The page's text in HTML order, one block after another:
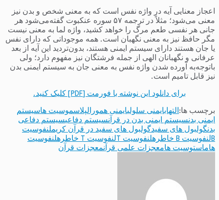
اعجاز معنایی آیه در واژه نفس است که به معنی شخص و بدن نیز
معنی می‌شود؛ مثلاً در ترجمه ۵۷ سوره عنکبوت گفته‌می‌شود هر
جانی هر نفسی طعم مرگ را خواهد کشید، واژه لما به معنی نیست
مگر حافظ نیز به معنی نگهبان است. همه موجوداتی که دارای نفس
یا جان هستند دارای سیستم ایمنی هستند، بدون‌تردید این آیه از بعد
عرفانی و نگهبانان الهی از جمله فرشتگان نیز مفهوم دارد؛ ولی
باتوجه‌به آورده شدن واژه نفس به معنی جان به سیستم ایمنی بدن
نیز قابل تامیم است.
برای دانلود این نوشته با فورمت [PDF] کلیک کنید.
برچسب ها:التهابایمنی سلولیایمنی همورالپلاسموسیت هاسیستم
ایمنی بدنسیستم ایمنی بدن در قرآنسیستم دفاعیسیستم دفاعی
بدنگولبول های سفید گولبول های سفید در قرآن کریملنفوسیت
Bلنفوسیت B خاطره لنفوسیت T لنفوسیت T خاطره
لنفوسیت
هاماستوسیت هامعجزات علمی قرآنمعجزات قرآن